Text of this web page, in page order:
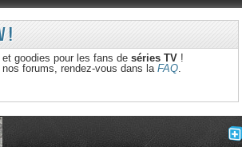
!
goodies pour les fans de séries TV!
forums, rendez-vous dans la FAQ.